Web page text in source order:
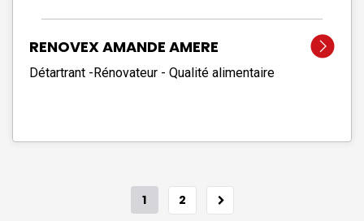
RENOVEX AMANDE AMERE
Détartrant -Rénovateur - Qualité alimentaire
1 2